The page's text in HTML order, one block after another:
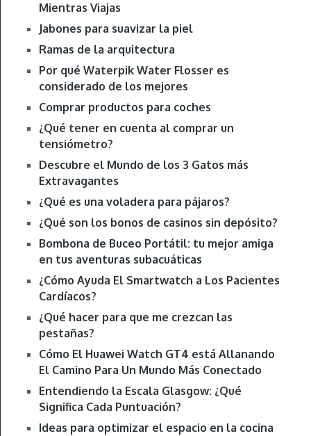
Mientras Viajas
Jabones para suavizar la piel
Ramas de la arquitectura
Por qué Waterpik Water Flosser es
considerado de los mejores
Comprar productos para coches
¿Qué tener en cuenta al comprar un
tensiómetro?
Descubre el Mundo de los 3 Gatos más
Extravagantes
¿Qué es una voladera para pájaros?
¿Qué son los bonos de casinos sin depósito?
Bombona de Buceo Portátil: tu mejor amiga
en tus aventuras subacuáticas
¿Cómo Ayuda El Smartwatch a Los Pacientes
Cardíacos?
¿Qué hacer para que me crezcan las
pestañas?
Cómo El Huawei Watch GT4 está Allanando
El Camino Para Un Mundo Más Conectado
Entendiendo la Escala Glasgow: ¿Qué
Significa Cada Puntuación?
Ideas para optimizar el espacio en la cocina